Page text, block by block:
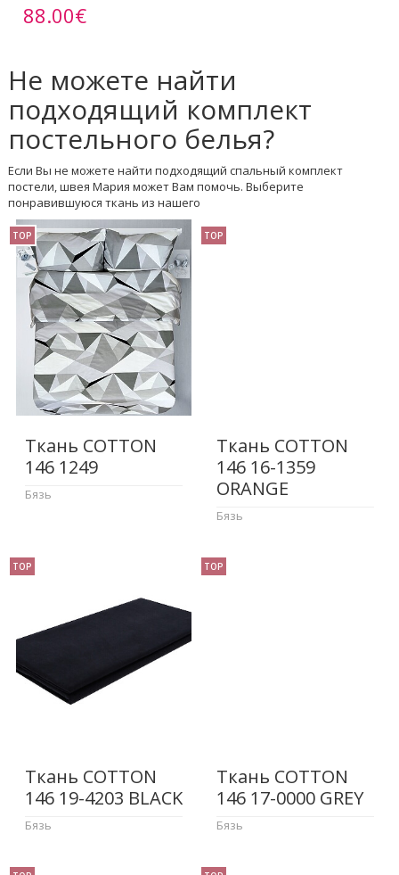
88.00€
Не можете найти
подходящий комплект
постельного белья?
Если Вы не можете найти подходящий спальный комплект
постели, швея Мария может Вам помочь. Выберите
понравившуюся ткань из нашего
TOP
Ткань COTTON
146 1249
Бязь
TOP
Ткань COTTON
146 16-1359
ORANGE
Бязь
TOP
Ткань COTTON
146 19-4203 BLACK
Бязь
TOP
Ткань COTTON
146 17-0000 GREY
Бязь